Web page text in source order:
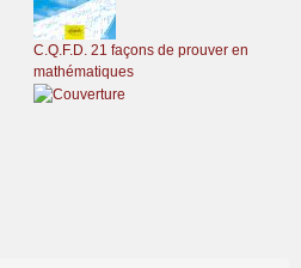
C.Q.F.D. 21 façons de prouver en
mathématiques